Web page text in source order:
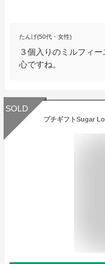
たんげ(50代・女性)
３個入りのミルフィ
心ですね。
SOLD